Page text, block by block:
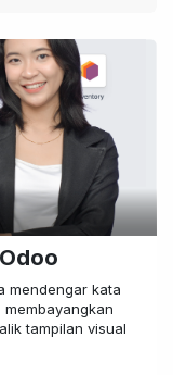
mendengar kata
tampilan visual